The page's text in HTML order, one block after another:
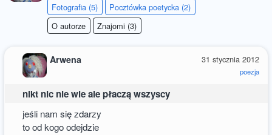
Fotografia (5)
Pocztówka poetycka (2)
O autorze
Znajomi (3)
31 stycznia 2012
poezja
Arwena
nikt nic nie wie ale płaczą wszyscy
jeśli nam się zdarzy
to od kogo odejdzie